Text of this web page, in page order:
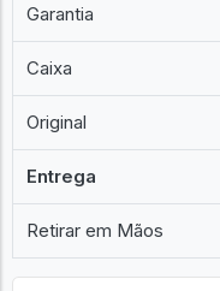
Garantia
Caixa
Original
Entrega
Retirar em Mãos